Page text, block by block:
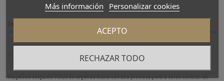
Magnifico colgante TOUS de segunda mano con una preciosa piedra verde central. un
Más información Personalizar cookies
RECHAZAR TODO
ACEPTO